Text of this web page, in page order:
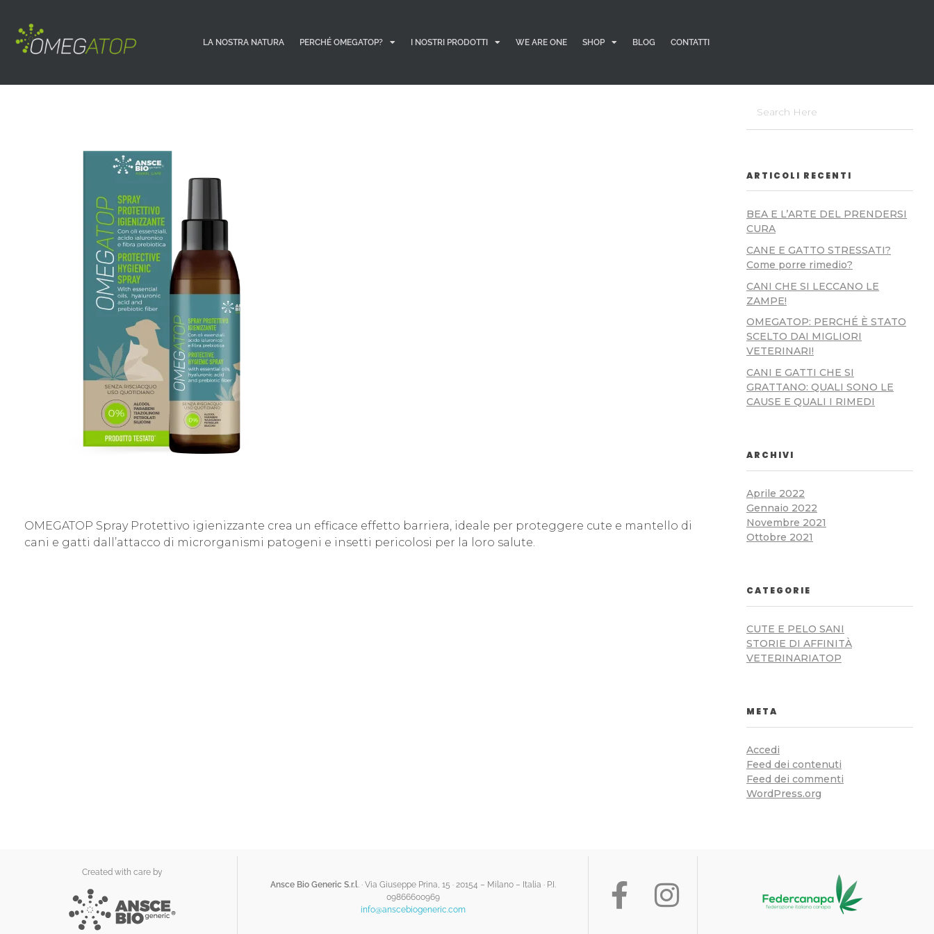
LA NOSTRA NATURA PERCHÉ OMEGATOP? I NOSTRI PRODOTTI WE ARE ONE SHOP BLOG CONTATTI
OMEGATOP Spray Protettivo igienizzante crea un efficace effetto barriera, ideale per proteggere cute e mantello di
cani e gatti dall’attacco di microrganismi patogeni e insetti pericolosi per la loro salute.
ARTICOLI RECENTI
BEA E L’ARTE DEL PRENDERSI
CURA
CANE E GATTO STRESSATI?
Come porre rimedio?
CANI CHE SI LECCANO LE
ZAMPE!
OMEGATOP: PERCHÉ È STATO
SCELTO DAI MIGLIORI
VETERINARI!
CANI E GATTI CHE SI
GRATTANO: QUALI SONO LE
CAUSE E QUALI I RIMEDI
ARCHIVI
Aprile 2022
Gennaio 2022
Novembre 2021
Ottobre 2021
CATEGORIE
CUTE E PELO SANI
STORIE DI AFFINITÀ
VETERINARIATOP
META
Accedi
Feed dei contenuti
Feed dei commenti
WordPress.org
Created with care by
Ansce Bio Generic S.r.l. · Via Giuseppe Prina, 15 · 20154 – Milano – Italia · P.I.
09866600969
info@anscebiogeneric.com